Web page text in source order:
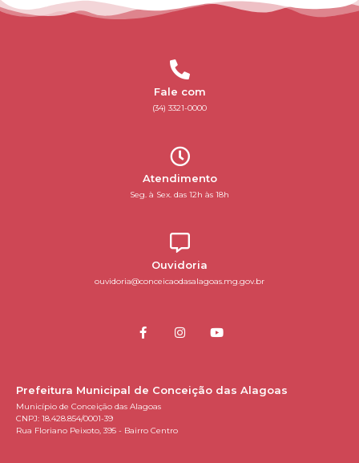
Fale com
(34) 3321-0000
Atendimento
Seg. à Sex. das 12h às 18h
Ouvidoria
ouvidoria@conceicaodasalagoas.mg.gov.br
Prefeitura Municipal de Conceição das Alagoas
Município de Conceição das Alagoas
CNPJ: 18.428.854/0001-39
Rua Floriano Peixoto, 395 - Bairro Centro